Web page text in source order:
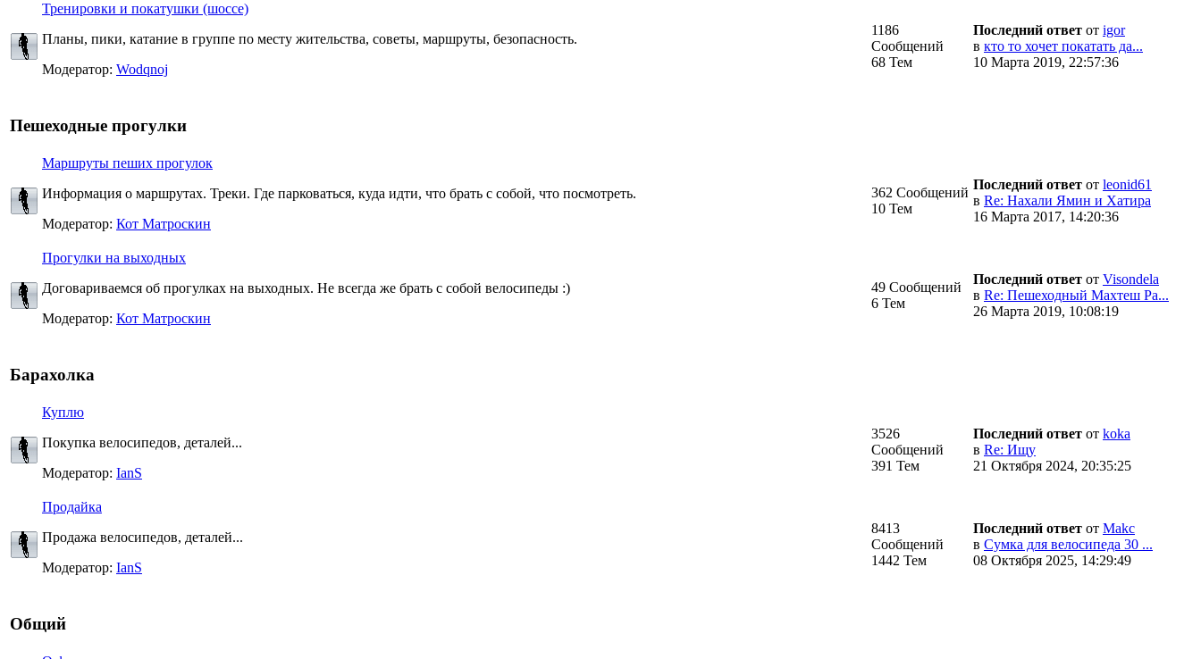
Тренировки и покатушки (шоссе)
Планы, пики, катание в группе по месту жительства, советы, маршруты, безопасность.
Модератор: Wodqnoj
1186
Сообщений
68 Тем
Последний ответ от igor
в кто то хочет покатать да...
10 Марта 2019, 22:57:36
Пешеходные прогулки
Маршруты пеших прогулок
Информация о маршрутах. Треки. Где парковаться, куда идти, что брать с собой, что посмотреть.
Модератор: Кот Матроскин
362 Сообщений
10 Тем
Последний ответ от leonid61
в Re: Нахали Ямин и Хатира
16 Марта 2017, 14:20:36
Прогулки на выходных
Договариваемся об прогулках на выходных. Не всегда же брать с собой велосипеды :)
Модератор: Кот Матроскин
49 Сообщений
6 Тем
Последний ответ от Visondela
в Re: Пешеходный Махтеш Ра...
26 Марта 2019, 10:08:19
Барахолка
Куплю
Покупка велосипедов, деталей...
Модератор: IanS
3526
Сообщений
391 Тем
Последний ответ от koka
в Re: Ищу
21 Октября 2024, 20:35:25
Продайка
Продажа велосипедов, деталей...
Модератор: IanS
8413
Сообщений
1442 Тем
Последний ответ от Makc
в Сумка для велосипеда 30 ...
08 Октября 2025, 14:29:49
Общий